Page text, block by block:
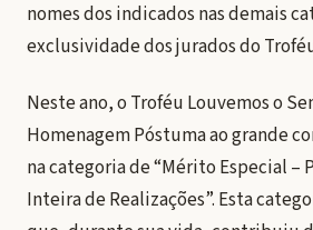
nomes dos indicados nas demais
exclusividade dos jurados do
Neste ano, o Troféu Louvemos o
Homenagem Póstuma ao grande
na categoria de “Mérito Especial –
Inteira de Realizações”. Esta